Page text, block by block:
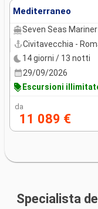
Mediterraneo
Seven Seas Mariner
Civitavecchia -
14 giorni / 13 notti
29/09/2026
Escursioni
da
11 089 €
Specialista